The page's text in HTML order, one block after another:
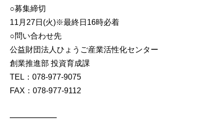
○募集締切
11月27日(火)※最終日16時必着
○問い合わせ先
公益財団法人ひょうご産業活性化センター
創業推進部 投資育成課
TEL：078-977-9075
FAX：078-977-9112
━━━━━━